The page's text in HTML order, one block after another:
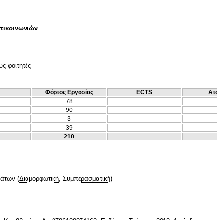
φοιτητές
Φόρτος Εργασίας ECTS
78
90
3
39
210
(Διαμορφωτική, Συμπερασματική)